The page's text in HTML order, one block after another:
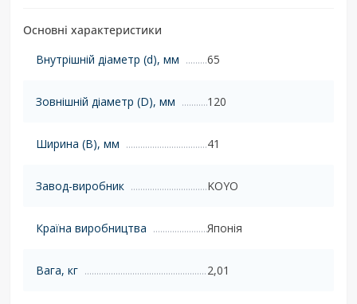
Основні характеристики
Внутрішній діаметр (d), мм
65
Зовнішній діаметр (D), мм 120
Ширина (B), мм 41
Завод-виробник KOYO
Країна виробництва Японія
Вага, кг 2,01